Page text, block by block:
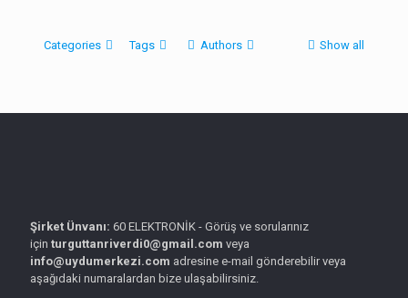
Categories Tags Authors Show all
Şirket Ünvanı: 60 ELEKTRONİK - Görüş ve sorularınız
için turguttanriverdi0@gmail.com veya
info@uydumerkezi.com adresine e-mail gönderebilir veya
aşağıdaki numaralardan bize ulaşabilirsiniz.